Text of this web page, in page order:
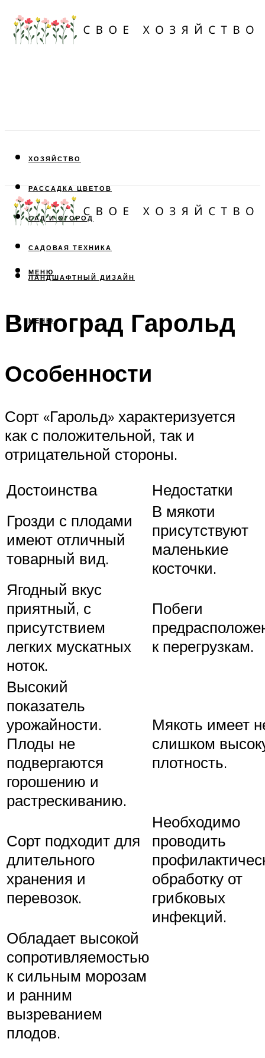
ХОЗЯЙСТВО
РАССАДКА ЦВЕТОВ
САД И ОГОРОД
САДОВАЯ ТЕХНИКА
ЛАНДШАФТНЫЙ ДИЗАЙН
МЕНЮ
МЕНЮ
Виноград Гарольд
Особенности
Сорт «Гарольд» характеризуется
как с положительной, так и
отрицательной стороны.
Достоинства
Недостатки
Грозди с плодами
имеют отличный
товарный вид.
В мякоти
присутствуют
маленькие
косточки.
Ягодный вкус
приятный, с
присутствием
легких мускатных
ноток.
Побеги
к перегрузкам.
Высокий
показатель
урожайности.
Плоды не
подвергаются
горошению и
растрескиванию.
Мякоть имеет
слишком
плотность.
Сорт подходит для
длительного
хранения и
перевозок.
Необходимо
проводить
обработку от
грибковых
инфекций.
Обладает высокой
сопротивляемостью
к сильным морозам
и ранним
вызреванием
плодов.